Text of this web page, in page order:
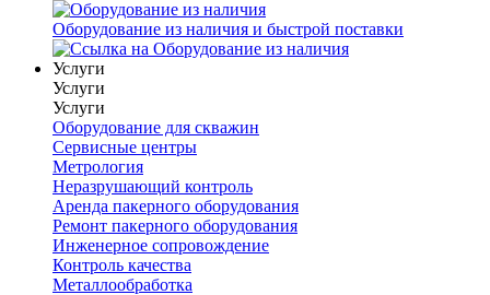
Оборудование из наличия и быстрой поставки
Услуги
Услуги
Услуги
Оборудование для скважин
Сервисные центры
Метрология
Неразрушающий контроль
Аренда пакерного оборудования
Ремонт пакерного оборудования
Инженерное сопровождение
Контроль качества
Металлообработка